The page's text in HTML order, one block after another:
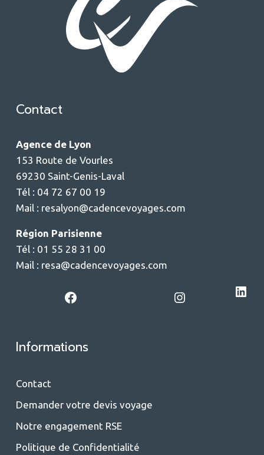
Contact
Agence de Lyon
153 Route de Vourles
69230 Saint-Genis-Laval
Tél : 04 72 67 00 19
Mail : resalyon@cadencevoyages.com
Région Parisienne
Tél : 01 55 28 31 00
Mail : resa@cadencevoyages.com
Facebook Instagram LinkedIn
Informations
Contact
Demander votre devis voyage
Notre engagement RSE
Politique de Confidentialité